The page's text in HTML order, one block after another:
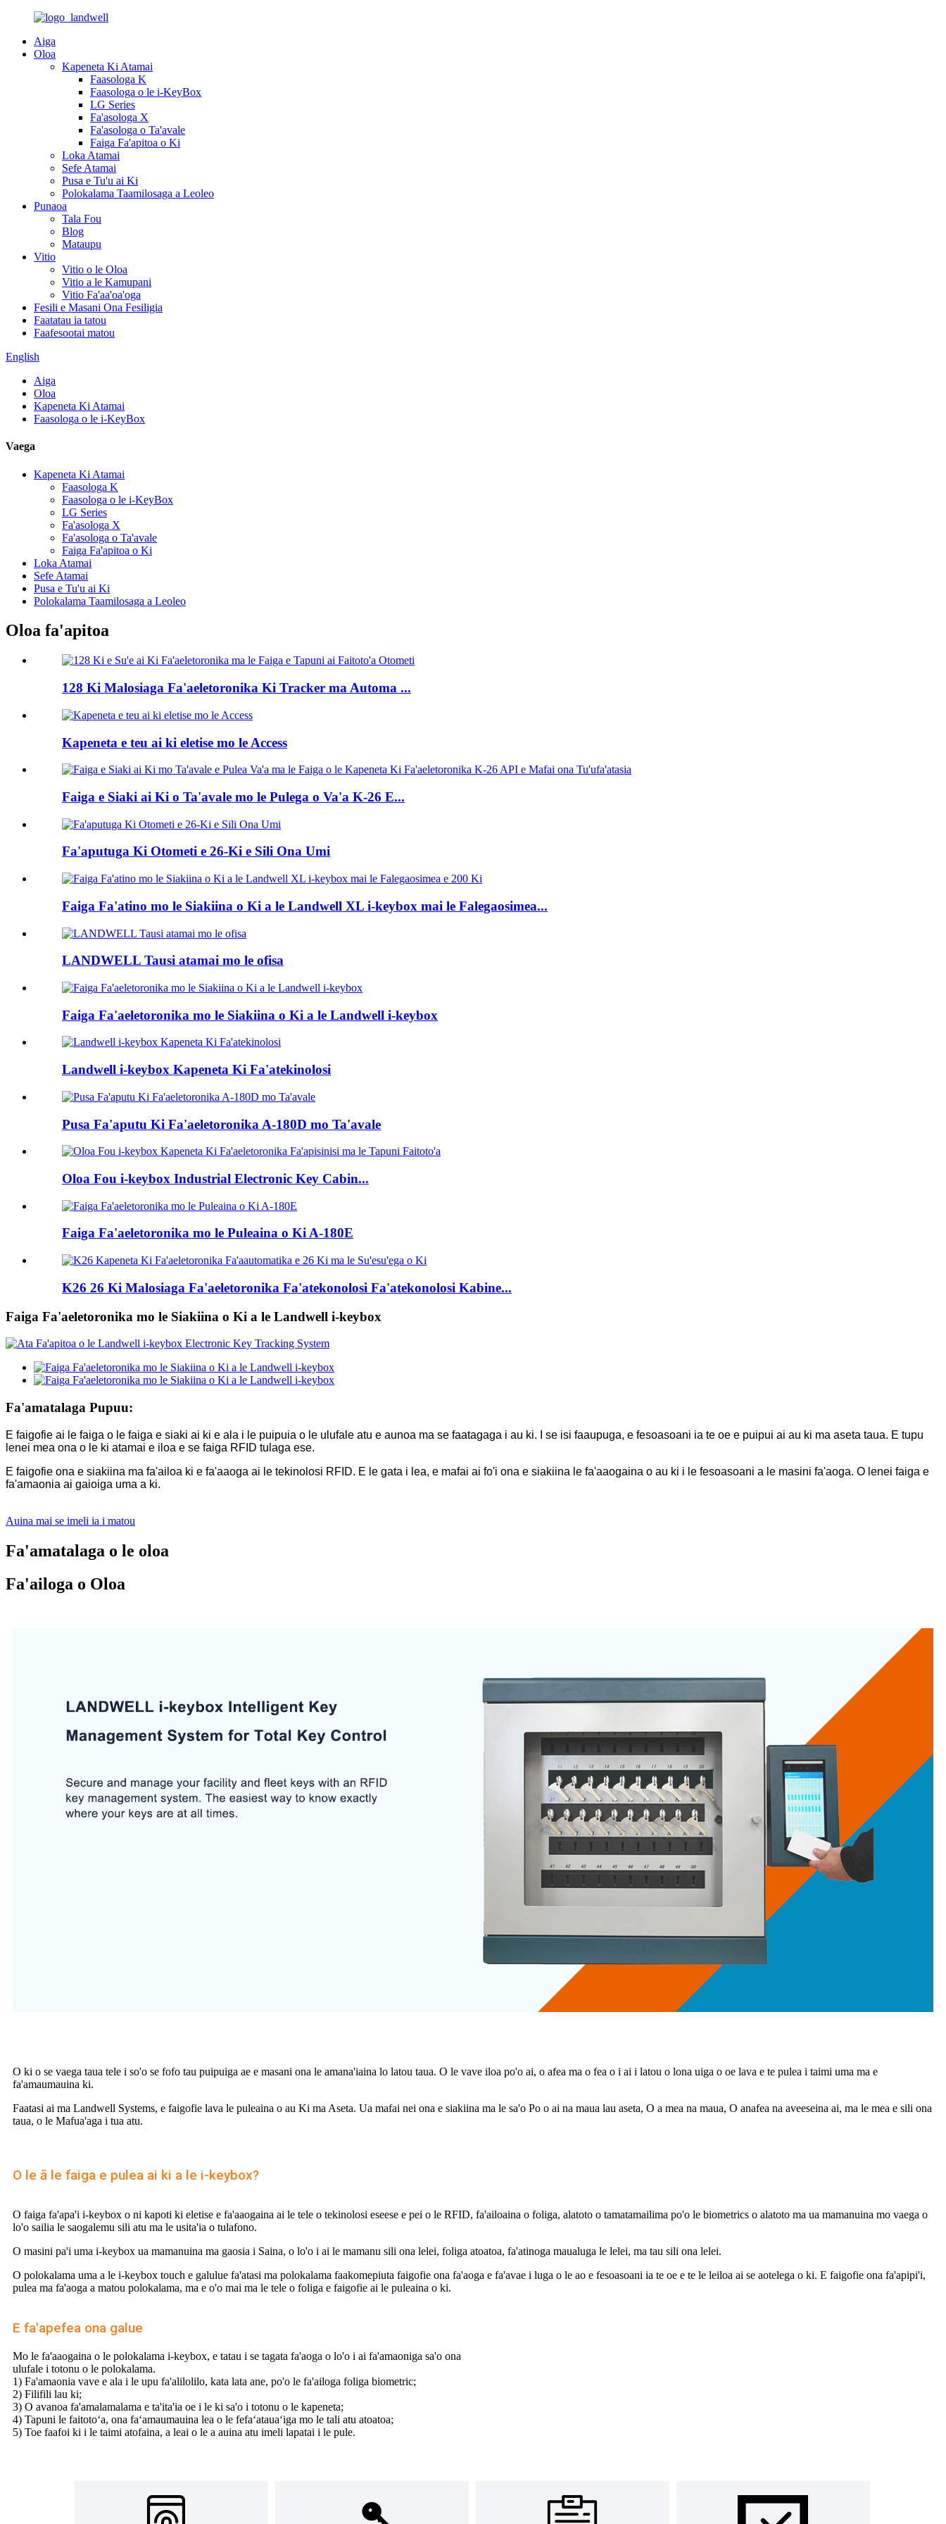
Aiga
Oloa
Kapeneta Ki Atamai
Faasologa K
Faasologa o le i-KeyBox
LG Series
Fa'asologa X
Fa'asologa o Ta'avale
Faiga Fa'apitoa o Ki
Loka Atamai
Sefe Atamai
Pusa e Tu'u ai Ki
Polokalama Taamilosaga a Leoleo
Punaoa
Tala Fou
Blog
Mataupu
Vitio
Vitio o le Oloa
Vitio a le Kamupani
Vitio Fa'aa'oa'oga
Fesili e Masani Ona Fesiligia
Faatatau ia tatou
Faafesootai matou
English
Aiga
Oloa
Kapeneta Ki Atamai
Faasologa o le i-KeyBox
Vaega
Kapeneta Ki Atamai
Faasologa K
Faasologa o le i-KeyBox
LG Series
Fa'asologa X
Fa'asologa o Ta'avale
Faiga Fa'apitoa o Ki
Loka Atamai
Sefe Atamai
Pusa e Tu'u ai Ki
Polokalama Taamilosaga a Leoleo
Oloa fa'apitoa
128 Ki Malosiaga Fa'aeletoronika Ki Tracker ma Automa ...
Kapeneta e teu ai ki eletise mo le Access
Faiga e Siaki ai Ki o Ta'avale mo le Pulega o Va'a K-26 E...
Fa'aputuga Ki Otometi e 26-Ki e Sili Ona Umi
Faiga Fa'atino mo le Siakiina o Ki a le Landwell XL i-keybox mai le Falegaosimea...
LANDWELL Tausi atamai mo le ofisa
Faiga Fa'aeletoronika mo le Siakiina o Ki a le Landwell i-keybox
Landwell i-keybox Kapeneta Ki Fa'atekinolosi
Pusa Fa'aputu Ki Fa'aeletoronika A-180D mo Ta'avale
Oloa Fou i-keybox Industrial Electronic Key Cabin...
Faiga Fa'aeletoronika mo le Puleaina o Ki A-180E
K26 26 Ki Malosiaga Fa'aeletoronika Fa'atekonolosi Fa'atekonolosi Kabine...
Faiga Fa'aeletoronika mo le Siakiina o Ki a le Landwell i-keybox
Fa'amatalaga Pupuu:
E faigofie ai le faiga o le faiga e siaki ai ki e ala i le puipuia o le ulufale atu e aunoa ma se faatagaga i au ki. I se isi faaupuga, e fesoasoani ia te oe e puipui ai au ki ma aseta taua. E tupu
lenei mea ona o le ki atamai e iloa e se faiga RFID tulaga ese.
E faigofie ona e siakiina ma fa'ailoa ki e fa'aaoga ai le tekinolosi RFID. E le gata i lea, e mafai ai fo'i ona e siakiina le fa'aaogaina o au ki i le fesoasoani a le masini fa'aoga. O lenei faiga e
fa'amaonia ai gaioiga uma a ki.
Auina mai se imeli ia i matou
Fa'amatalaga o le oloa
Fa'ailoga o Oloa
O ki o se vaega taua tele i so'o se fofo tau puipuiga ae e masani ona le amana'iaina lo latou taua. O le vave iloa po'o ai, o afea ma o fea o i ai i latou o lona uiga o oe lava e te pulea i taimi uma ma e
fa'amaumauina ki.
Faatasi ai ma Landwell Systems, e faigofie lava le puleaina o au Ki ma Aseta. Ua mafai nei ona e siakiina ma le sa'o Po o ai na maua lau aseta, O a mea na maua, O anafea na aveeseina ai, ma le mea e sili ona
taua, o le Mafua'aga i tua atu.
O le ā le faiga e pulea ai ki a le i-keybox?
O faiga fa'apa'i i-keybox o ni kapoti ki eletise e fa'aaogaina ai le tele o tekinolosi eseese e pei o le RFID, fa'ailoaina o foliga, alatoto o tamatamailima po'o le biometrics o alatoto ma ua mamanuina mo vaega o
lo'o sailia le saogalemu sili atu ma le usita'ia o tulafono.
O masini pa'i uma i-keybox ua mamanuina ma gaosia i Saina, o lo'o i ai le mamanu sili ona lelei, foliga atoatoa, fa'atinoga maualuga le lelei, ma tau sili ona lelei.
O polokalama uma a le i-keybox touch e galulue fa'atasi ma polokalama faakomepiuta faigofie ona fa'aoga e fa'avae i luga o le ao e fesoasoani ia te oe e te le leiloa ai se aotelega o ki. E faigofie ona fa'apipi'i,
pulea ma fa'aoga a matou polokalama, ma e o'o mai ma le tele o foliga e faigofie ai le puleaina o ki.
E fa'apefea ona galue
Mo le fa'aaogaina o le polokalama i-keybox, e tatau i se tagata fa'aoga o lo'o i ai fa'amaoniga sa'o ona
ulufale i totonu o le polokalama.
1) Fa'amaonia vave e ala i le upu fa'alilolilo, kata lata ane, po'o le fa'ailoga foliga biometric;
2) Filifili lau ki;
3) O avanoa fa'amalamalama e ta'ita'ia oe i le ki sa'o i totonu o le kapeneta;
4) Tapuni le faitotoʻa, ona faʻamaumauina lea o le fefaʻatauaʻiga mo le tali atu atoatoa;
5) Toe faafoi ki i le taimi atofaina, a leai o le a auina atu imeli lapatai i le pule.